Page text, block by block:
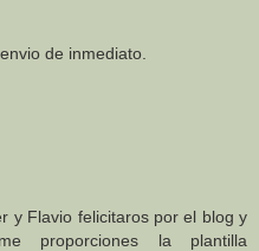
de inmediato.
y Flavio felicitaros por el blog y
proporciones la plantilla